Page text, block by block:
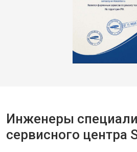
Инженеры
сервисного центра